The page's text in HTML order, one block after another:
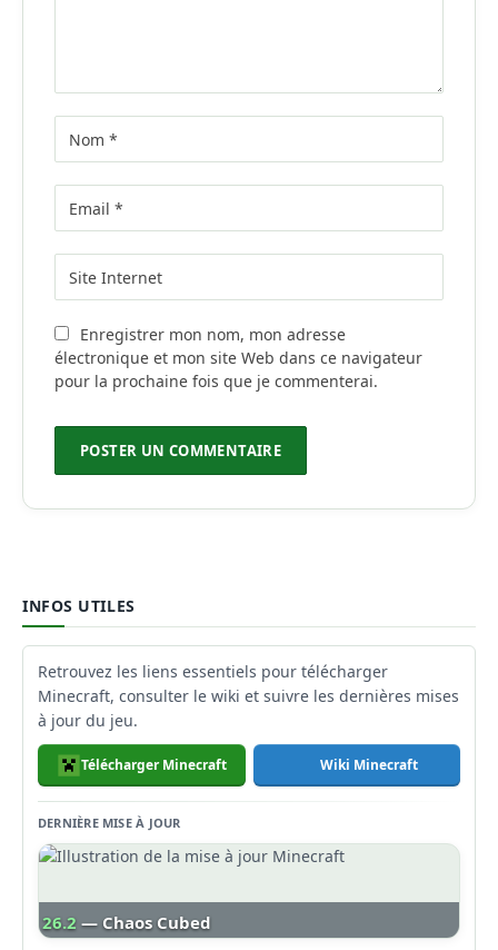
Enregistrer mon nom, mon adresse
électronique et mon site Web dans ce navigateur
pour la prochaine fois que je commenterai.
INFOS UTILES
Retrouvez les liens essentiels pour télécharger
Minecraft, consulter le wiki et suivre les dernières mises
à jour du jeu.
Télécharger Minecraft Wiki Minecraft
DERNIÈRE MISE À JOUR
26.2 — Chaos Cubed